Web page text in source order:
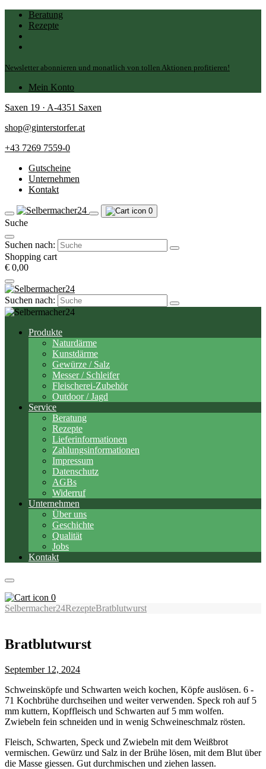
Beratung
Rezepte
Newsletter abonnieren und monatlich von tollen Aktionen profitieren!
Mein Konto
Saxen 19 · A-4351 Saxen
shop@ginterstorfer.at
+43 7269 7559-0
Gutscheine
Unternehmen
Kontakt
0
Suche
Suchen nach:
Shopping cart
€ 0,00
Suchen nach:
Produkte
Naturdärme
Kunstdärme
Gewürze / Salz
Messer / Schleifer
Fleischerei-Zubehör
Outdoor / Jagd
Service
Beratung
Rezepte
Lieferinformationen
Zahlungsinformationen
Impressum
Datenschutz
AGBs
Widerruf
Unternehmen
Über uns
Geschichte
Qualität
Jobs
Kontakt
0
Selbermacher24RezepteBratblutwurst
Bratblutwurst
September 12, 2024
Schweinsköpfe und Schwarten weich kochen, Köpfe auslösen. 6 -
71 Kochbrühe durchseihen und weiter verwenden. Speck roh auf 5
mm kuttern, Kopffleisch und Schwarten auf 5 mm wolfen.
Zwiebeln fein schneiden und in wenig Schweineschmalz rösten.
Fleisch, Schwarten, Speck und Zwiebeln mit dem Weißbrot
vermischen. Gewürz und Salz in der Brühe lösen, mit dem Blut über
die Masse giessen. Gut durchmischen und ziehen lassen.